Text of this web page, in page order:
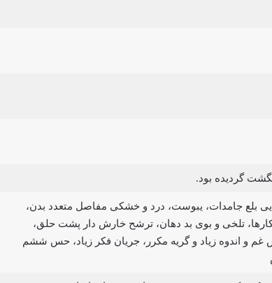
گردیده بود.
بلع جامدات، یبوست، درد و خشکی مفاصل متعدد بدن،
تلخی و بوی بد دهان، ترشح خارش دار پشت حلق،
و اندوه زیاد و گریه مکرر، جریان فکر زیاد، حس ششم